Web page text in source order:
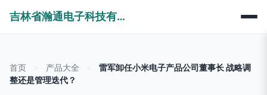
吉林省瀚通电子科技有限公司
首页 产品大全
雷军卸任小米电子产品公司董事长 战略调
整还是管理迭代？